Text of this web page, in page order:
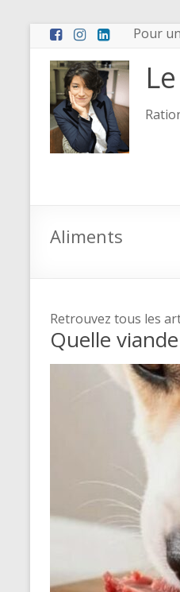
Pour
Aliments
Retrouvez tous les
Quelle